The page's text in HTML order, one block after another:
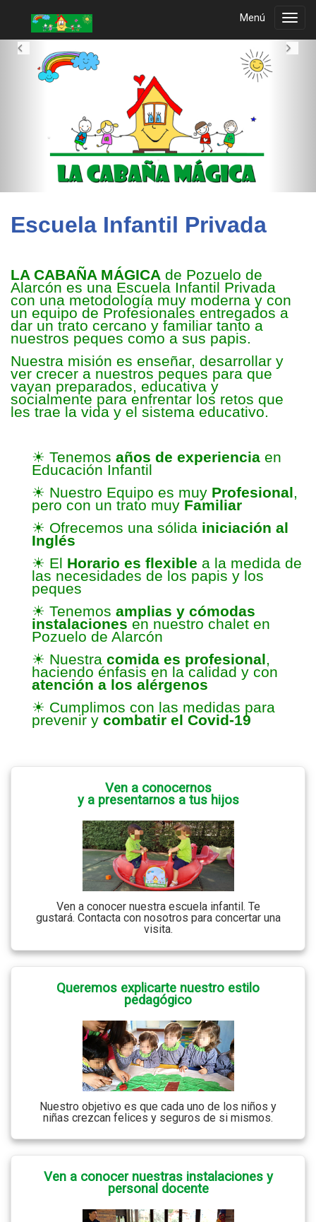
Menú
.
Previous
Escuela Infantil Privada
LA CABAÑA MÁGICA de Pozuelo de
Alarcón es una Escuela Infantil Privada
con una metodología muy moderna y con
un equipo de Profesionales entregados a
dar un trato cercano y familiar tanto a
nuestros peques como a sus papis.
Nuestra misión es enseñar, desarrollar y
ver crecer a nuestros peques para que
vayan preparados, educativa y
socialmente para enfrentar los retos que
les trae la vida y el sistema educativo.
☀ Tenemos años de experiencia en
Educación Infantil
☀ Nuestro Equipo es muy Profesional,
pero con un trato muy Familiar
☀ Ofrecemos una sólida iniciación al
Inglés
☀ El Horario es flexible a la medida de
las necesidades de los papis y los
peques
☀ Tenemos amplias y cómodas
instalaciones en nuestro chalet en
Pozuelo de Alarcón
☀ Nuestra comida es profesional,
haciendo énfasis en la calidad y con
atención a los alérgenos
☀ Cumplimos con las medidas para
prevenir y combatir el Covid-19
Ven a conocernos
y a presentarnos a tus hijos
Ven a conocer nuestra escuela infantil. Te
gustará. Contacta con nosotros para concertar una
visita.
Queremos explicarte nuestro estilo
pedagógico
Nuestro objetivo es que cada uno de los niños y
niñas crezcan felices y seguros de si mismos.
Ven a conocer nuestras instalaciones y
personal docente